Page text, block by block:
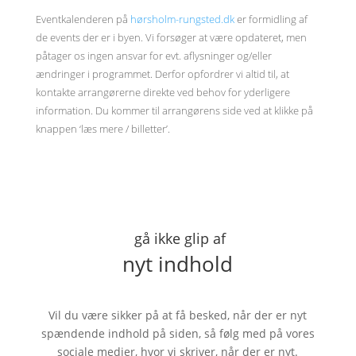
Eventkalenderen på hørsholm-rungsted.dker formidling af
de events der er i byen. Vi forsøger at være opdateret, men
påtager os ingen ansvar for evt. aflysninger og/eller
ændringer i programmet. Derfor opfordrer vi altid til, at
kontakte arrangørerne direkte ved behov for yderligere
information. Du kommer til arrangørens side ved at klikke på
knappen ‘læs mere / billetter’.
gå ikke glip af
nyt indhold
Vil du være sikker på at få besked, når der er nyt
spændende indhold på siden, så følg med på vores
sociale medier, hvor vi skriver, når der er nyt.